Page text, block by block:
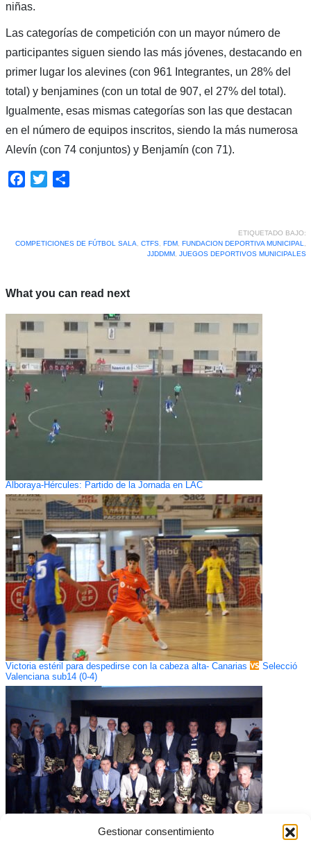
Gestionar consentimiento
niñas.
Las categorías de competición con un mayor número de
participantes siguen siendo las más jóvenes, destacando en
primer lugar los alevines (con 961 Integrantes, un 28% del
total) y benjamines (con un total de 907, el 27% del total).
Igualmente, esas mismas categorías son las que destacan
en el número de equipos inscritos, siendo la más numerosa
Alevín (con 74 conjuntos) y Benjamín (con 71).
Facebook
Twitter
ETIQUETADO BAJO:
COMPETICIONES DE FÚTBOL SALA, CTFS, FDM, FUNDACION DEPORTIVA MUNICIPAL,
JJDDMM, JUEGOS DEPORTIVOS MUNICIPALES
What you can read next
Alboraya-Hércules: Partido de la Jornada en LAC
Victoria estéril para despedirse con la cabeza alta- Canarias
Selecció
Valenciana sub14 (0-4)